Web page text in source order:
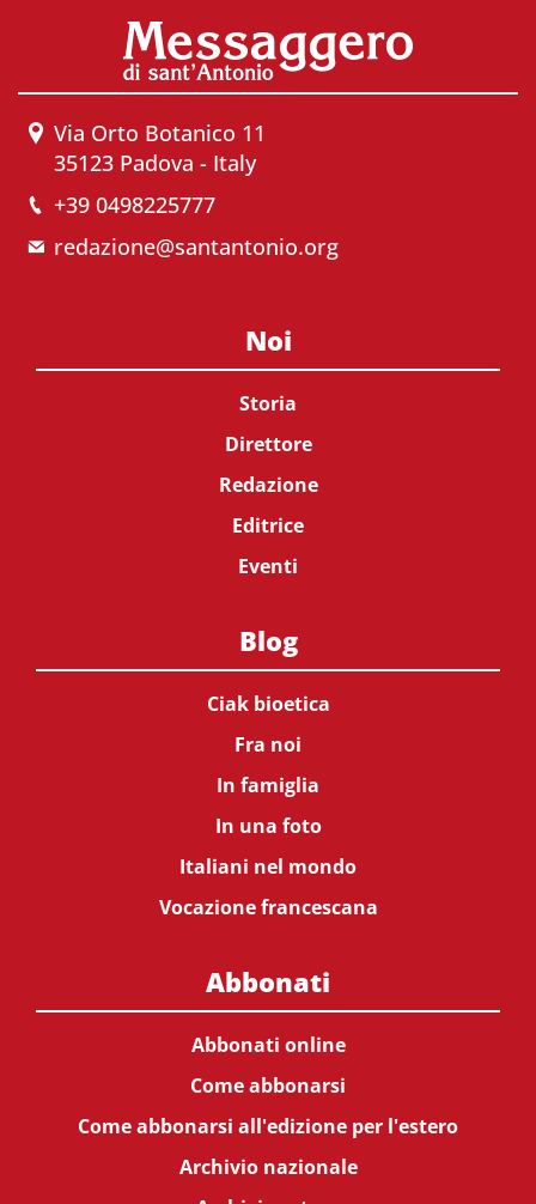
Via Orto Botanico 11
35123 Padova - Italy
+39 0498225777
redazione@santantonio.org
Noi
Storia
Direttore
Redazione
Editrice
Eventi
Blog
Ciak bioetica
Fra noi
In famiglia
In una foto
Italiani nel mondo
Vocazione francescana
Abbonati
Abbonati online
Come abbonarsi
Come abbonarsi all'edizione per l'estero
Archivio nazionale